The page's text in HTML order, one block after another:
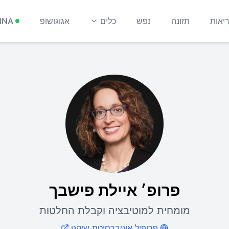
תזונה נפש כלים אגוגושופ
פרופ׳ איילת פישבך
מומחית למוטיבציה וקבלת החלטות